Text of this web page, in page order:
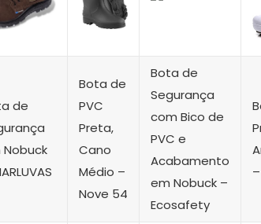
de
Bota de
PVC
Preta,
Cano
Médio –
Nove 54
Bota de
Segurança
com Bico de
PVC e
Acabamento
em Nobuck –
Ecosafety